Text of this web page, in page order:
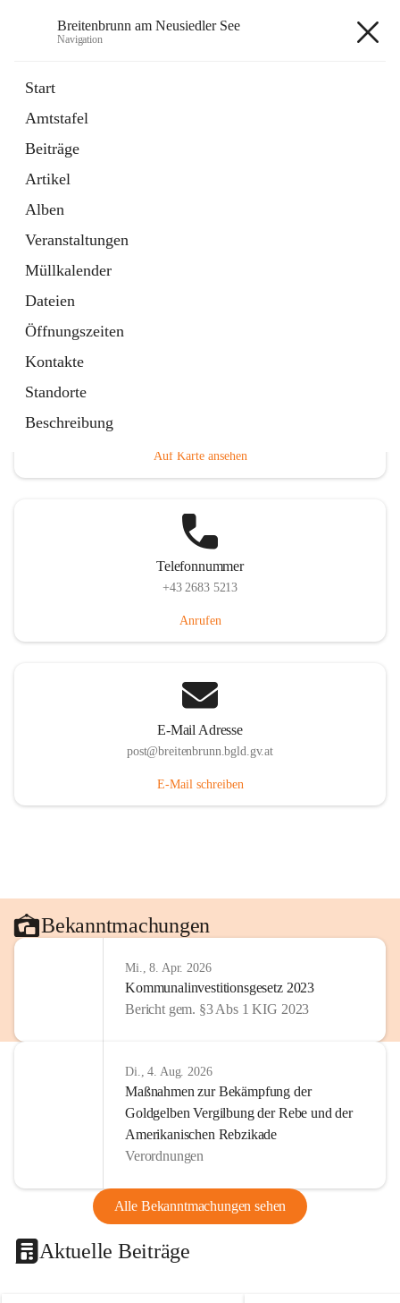
Breitenbrunn am Neusiedler See
Navigation
Start
Amtstafel
Beiträge
Artikel
Alben
Veranstaltungen
Müllkalender
Dateien
Öffnungszeiten
Kontakte
Standorte
Beschreibung
18 Schnellzugriffe
Gemeindeservice
Auf Karte ansehen
Telefonnummer
+43 2683 5213
Anrufen
E-Mail Adresse
post@breitenbrunn.bgld.gv.at
E-Mail schreiben
Bekanntmachungen
Mi., 8. Apr. 2026
Kommunalinvestitionsgesetz 2023
Bericht gem. §3 Abs 1 KIG 2023
Di., 4. Aug. 2026
Maßnahmen zur Bekämpfung der
Goldgelben Vergilbung der Rebe und der
Amerikanischen Rebzikade
Verordnungen
Alle Bekanntmachungen sehen
Aktuelle Beiträge